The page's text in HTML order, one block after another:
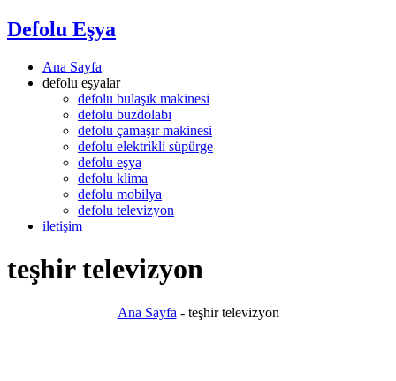
Defolu Eşya
Ana Sayfa
defolu eşyalar
defolu bulaşık makinesi
defolu buzdolabı
defolu çamaşır makinesi
defolu elektrikli süpürge
defolu eşya
defolu klima
defolu mobilya
defolu televizyon
iletişim
teşhir televizyon
Ana Sayfa - teşhir televizyon